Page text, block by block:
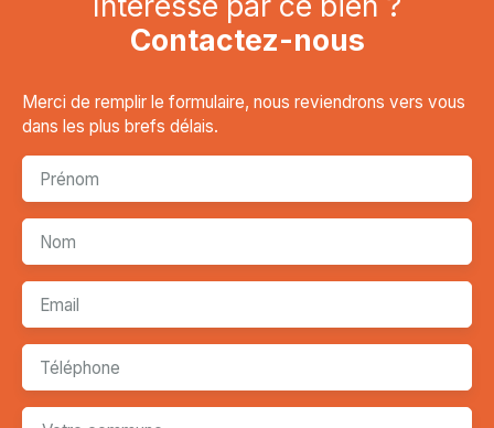
Contactez-nous
Merci de remplir le formulaire, nous reviendrons vers vous
dans les plus brefs délais.
Prénom
Nom
Email
Téléphone